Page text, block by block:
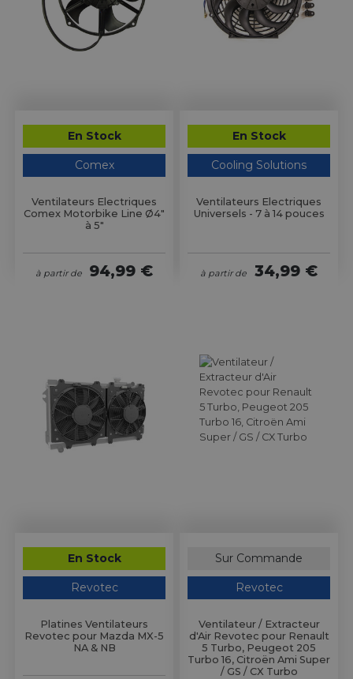
En Stock
Comex
Ventilateurs Electriques
Comex Motorbike Line Ø4"
à 5"
à partir de 94,99 €
En Stock
Cooling Solutions
Ventilateurs Electriques
Universels - 7 à 14 pouces
à partir de 34,99 €
En Stock
Revotec
Platines Ventilateurs
Revotec pour Mazda MX-5
NA & NB
Sur Commande
Revotec
Ventilateur / Extracteur
d'Air Revotec pour Renault
5 Turbo, Peugeot 205
Turbo 16, Citroën Ami Super
/ GS / CX Turbo